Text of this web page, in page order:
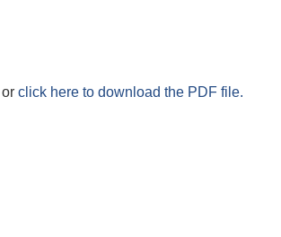
or click here to download the PDF file.